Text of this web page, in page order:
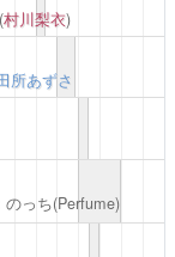
(村川梨衣)
所あずさ
のっち(Perfume)